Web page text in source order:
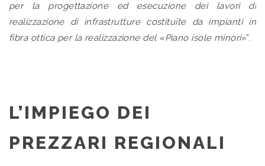
per la progettazione ed esecuzione dei lavori di
realizzazione di infrastrutture costituite da impianti in
fibra ottica per la realizzazione del «Piano isole minori»”.
L’IMPIEGO DEI
PREZZARI REGIONALI